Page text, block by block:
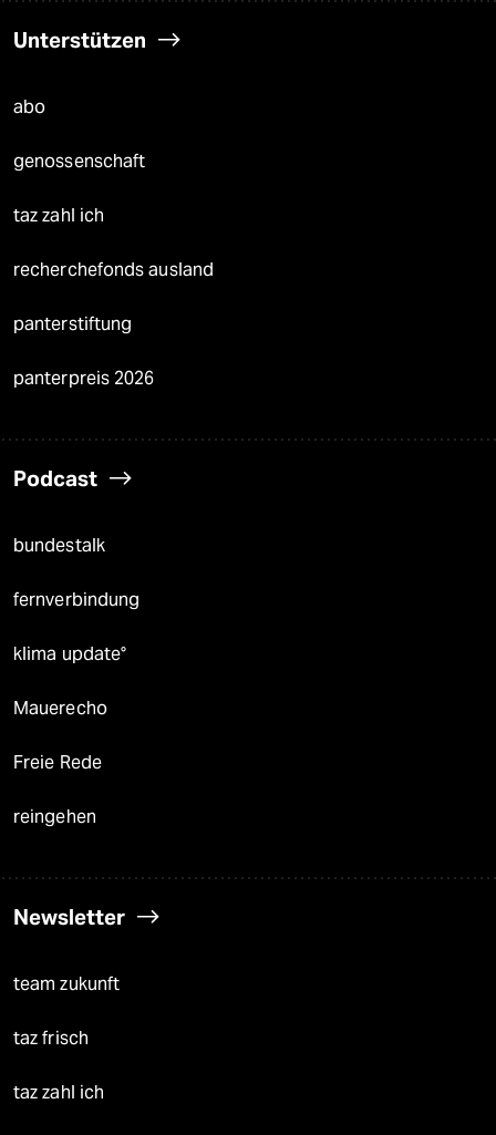
Unterstützen
abo
genossenschaft
taz zahl ich
recherchefonds ausland
panterstiftung
panterpreis 2026
Podcast
bundestalk
fernverbindung
klima update°
Mauerecho
Freie Rede
reingehen
Newsletter
team zukunft
taz frisch
taz zahl ich